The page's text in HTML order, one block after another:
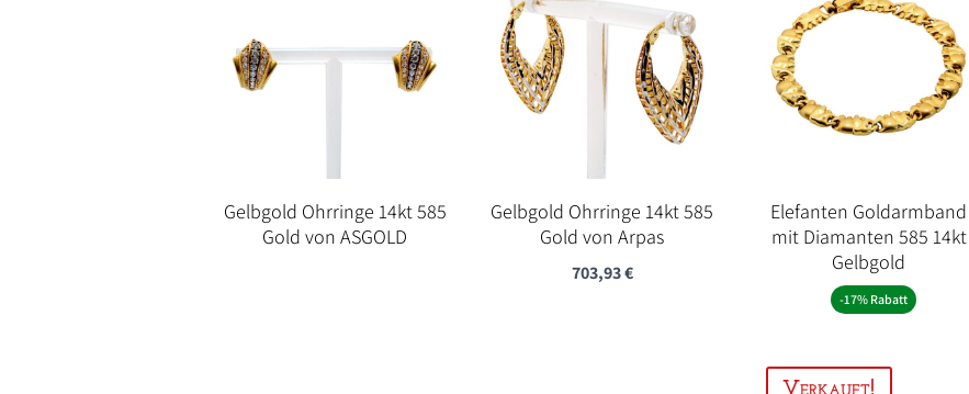
Gelbgold Ohrringe 14kt 585
Gold von ASGOLD
Gelbgold Ohrringe 14kt 585
Gold von Arpas
703,93€
Elefanten Goldarmband
mit Diamanten 585 14kt
Gelbgold
-17% Rabatt